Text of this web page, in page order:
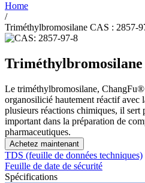
Home
/
Triméthylbromosilane CAS : 2857-
Triméthylbromosilane
Le triméthylbromosilane,
organosilicié hautement réactif
plusieurs réactions chimiques, il sert
important dans la préparation de
pharmaceutiques.
Achetez maintenant
TDS (feuille de données techniques)
Feuille de date de sécurité
Spécifications